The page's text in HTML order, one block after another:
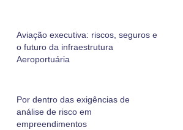
Aviação executiva: riscos, seguros e
o futuro da infraestrutura
Aeroportuária
Por dentro das exigências de
análise de risco em
empreendimentos